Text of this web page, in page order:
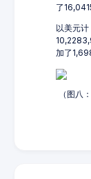
了
以美元
加了
（图八